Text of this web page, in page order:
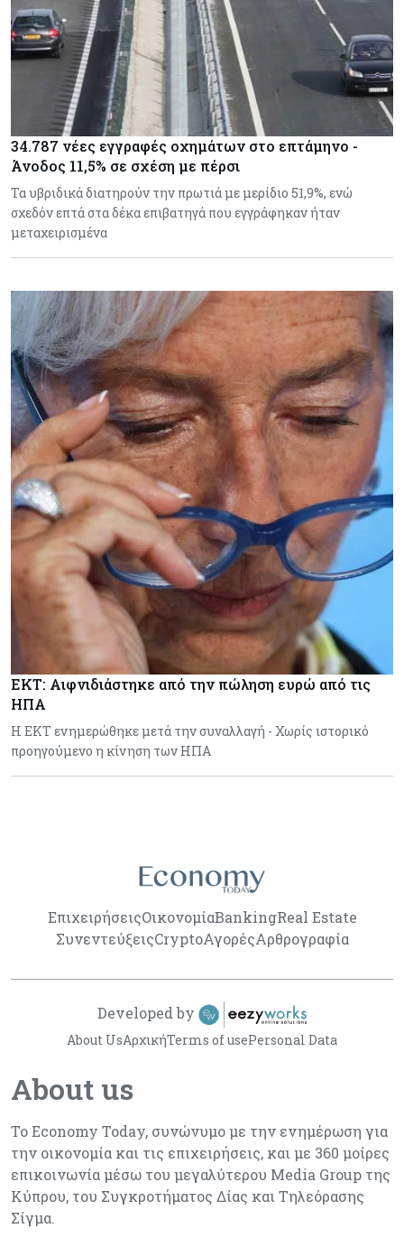
34.787 νέες εγγραφές οχημάτων στο επτάμηνο -
Άνοδος 11,5% σε σχέση με πέρσι
Τα υβριδικά διατηρούν την πρωτιά με μερίδιο 51,9%, ενώ
σχεδόν επτά στα δέκα επιβατηγά που εγγράφηκαν ήταν
μεταχειρισμένα
ΕΚΤ: Αιφνιδιάστηκε από την πώληση ευρώ από τις
ΗΠΑ
Η ΕΚΤ ενημερώθηκε μετά την συναλλαγή - Χωρίς ιστορικό
προηγούμενο η κίνηση των ΗΠΑ
ΕπιχειρήσειςΟικονομίαBankingReal Estate
ΣυνεντεύξειςCryptoΑγορέςΑρθρογραφία
About us
Το Economy Today, συνώνυμο με την ενημέρωση για
την οικονομία και τις επιχειρήσεις, και με 360 μοίρες
επικοινωνία μέσω του μεγαλύτερου Media Group της
Κύπρου, του Συγκροτήματος Δίας και Τηλεόρασης
Σίγμα.
About UsΑρχικήTerms of usePersonal Data
Developed by